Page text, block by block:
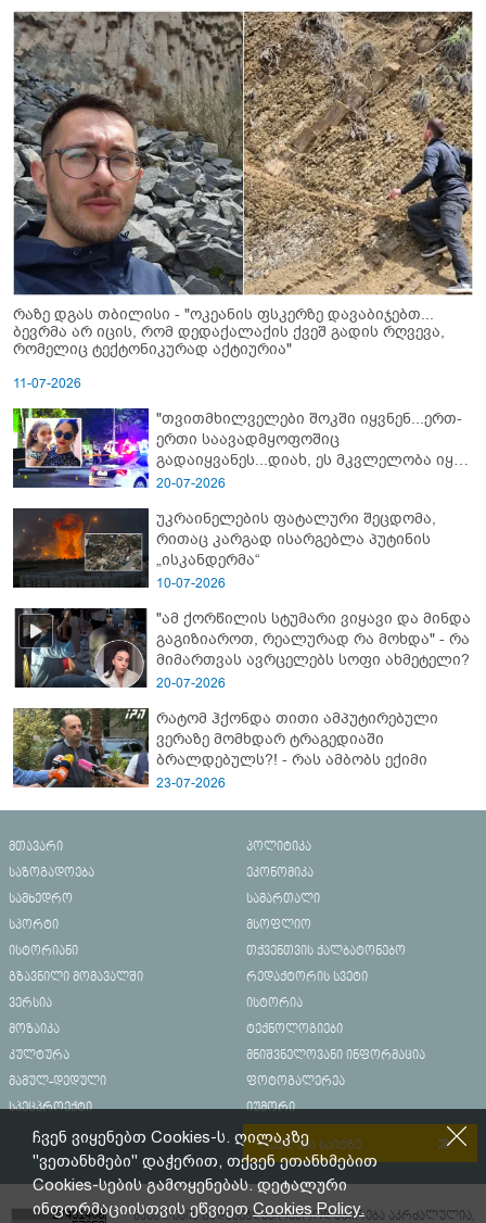
რაზე დგას თბილისი - "ოკეანის ფსკერზე დავაბიჯებთ...
ბევრმა არ იცის, რომ დედაქალაქის ქვეშ გადის რღვევა,
რომელიც ტექტონიკურად აქტიურია"
11-07-2026
"თვითმხილველები შოკში იყვნენ...ერთ-
ერთი საავადმყოფოშიც
გადაიყვანეს...დიახ, ეს მკვლელობა იყო"
- გორში დატრიალებული ტრაგედიის
20-07-2026
უკრაინელების ფატალური შეცდომა,
რითაც კარგად ისარგებლა პუტინის
„ისკანდერმა“
10-07-2026
"ამ ქორწილის სტუმარი ვიყავი და მინდა
გაგიზიაროთ, რეალურად რა მოხდა" - რა
მიმართვას ავრცელებს სოფი ახმეტელი?
20-07-2026
რატომ ჰქონდა თითი ამპუტირებული
ვერაზე მომხდარ ტრაგედიაში
ბრალდებულს?! - რას ამბობს ექიმი
23-07-2026
მთავარი
პოლიტიკა
საზოგადოება
ეკონომიკა
სამხედრო
სამართალი
სპორტი
მსოფლიო
ისტორიანი
თქვენთვის ქალბატონებო
გზავნილი მომავალში
რედაქტორის სვეტი
ვერსია
ისტორია
მოზაიკა
ტექნოლოგიები
კულტურა
მნიშვნელოვანი ინფორმაცია
მამულ-დედული
ფოტოგალერეა
სპეცპროექტი
იუმორი
რეკლამა საიტზე
მასალების გადაბეჭდვა/რეპროდუცირება აკრძალულია,
ჩვენ ვიყენებთ Cookies-ს. ღილაკზე
"ვეთანხმები" დაჭერით, თქვენ ეთანხმებით
Cookies-სების გამოყენებას. დეტალური
ინფორმაციისთვის ეწვიეთCookies Policy.